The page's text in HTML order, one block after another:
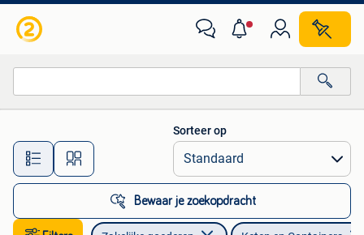
Alle afstanden…
Sorteer op
Bewaar je zoekopdracht